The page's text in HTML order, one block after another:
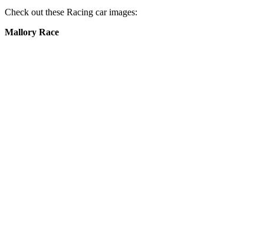
Check out these Racing car images:
Mallory Race